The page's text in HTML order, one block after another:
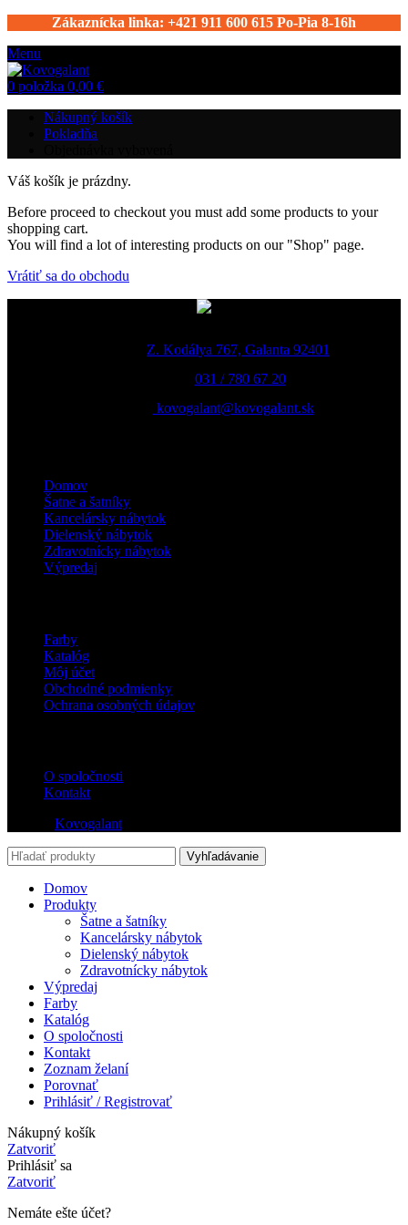
Zákaznícka linka: +421 911 600 615 Po-Pia 8-16h
Menu
0 položka 0,00 €
Nákupný košík
Pokladňa
Váš košík je prázdny.
Before proceed to checkout you must add some products to your
shopping cart.
You will find a lot of interesting products on our "Shop" page.
Vrátiť sa do obchodu
Z. Kodálya 767, Galanta 92401
031 / 780 67 20
kovogalant@kovogalant.sk
Domov
Šatne a šatníky
Kancelársky nábytok
Dielenský nábytok
Zdravotnícky nábytok
Výpredaj
Farby
Katalóg
Môj účet
Obchodné podmienky
Ochrana osobných údajov
O spoločnosti
Kontakt
Kovogalant
Vyhľadávanie
Domov
Produkty
Šatne a šatníky
Kancelársky nábytok
Dielenský nábytok
Zdravotnícky nábytok
Výpredaj
Farby
Katalóg
O spoločnosti
Kontakt
Zoznam želaní
Porovnať
Prihlásiť / Registrovať
Nákupný košík
Zatvoriť
Prihlásiť sa
Zatvoriť
Nemáte ešte účet?